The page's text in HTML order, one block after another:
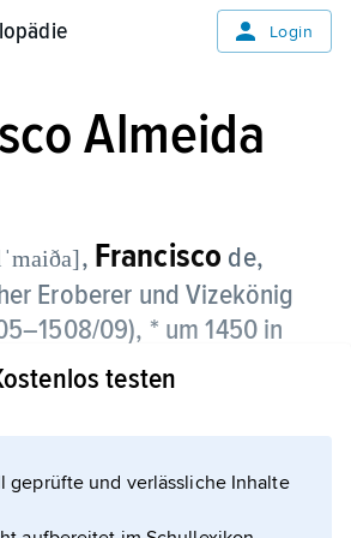
Login
Almeida
, Francisco de,
Eroberer und Vizekönig
09), * um 1450 in
an der Saldanha Bay
an den Kriegen gegen die
testen
geprüfte und verlässliche Inhalte